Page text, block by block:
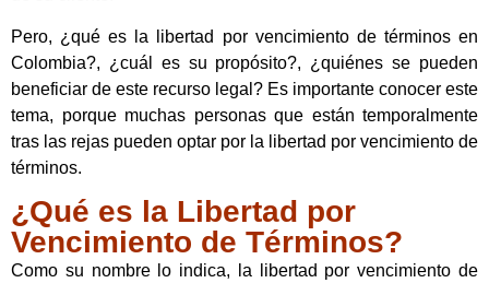
Pero, ¿qué es la libertad por vencimiento de términos en
Colombia?, ¿cuál es su propósito?, ¿quiénes se pueden
beneficiar de este recurso legal? Es importante conocer este
tema, porque muchas personas que están temporalmente
tras las rejas pueden optar por la libertad por vencimiento de
términos.
¿Qué es la Libertad por
Vencimiento de Términos?
Como su nombre lo indica, la libertad por vencimiento de